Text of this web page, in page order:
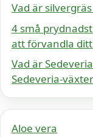
Vad är
4 små
att förvandla
Vad är
Sedeveria-växter
Aloe vera